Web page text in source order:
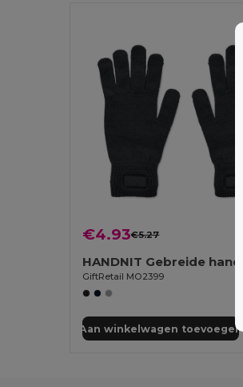
€4.93€5.27
GiftRetail MO2399
Aan winkelwagen toevoegen